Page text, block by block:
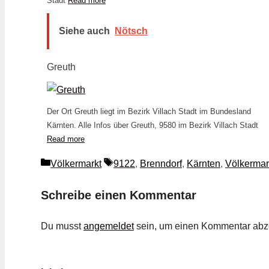
Siehe auch Nötsch
Greuth
Der Ort Greuth liegt im Bezirk Villach Stadt im Bundesland
Kärnten. Alle Infos über Greuth, 9580 im Bezirk Villach Stadt
Read more
Kategorien
Völkermarkt Schlagwörter
9122, Brenndorf, Kärnten,
Schreibe einen Kommentar
Du musstangemeldetsein, um einen Kommentar